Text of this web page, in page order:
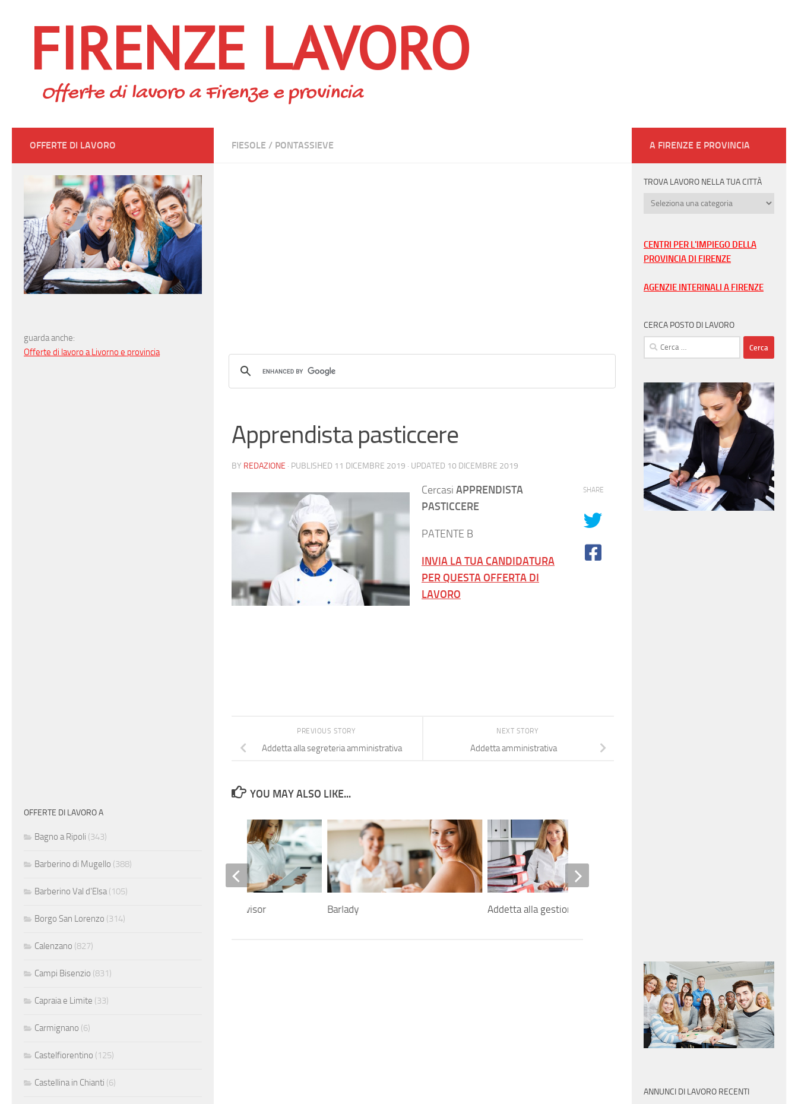
FIRENZE LAVORO
Offerte di lavoro a Firenze e provincia
FIESOLE / PONTASSIEVE
Apprendista pasticcere
BY REDAZIONE · PUBLISHED 11 DICEMBRE 2019 · UPDATED 10 DICEMBRE 2019
Cercasi APPRENDISTA
PASTICCERE
PATENTE B
INVIA LA TUA CANDIDATURA
PER QUESTA OFFERTA DI
LAVORO
SHARE
NEXT STORY
Addetta amministrativa
PREVIOUS STORY
Addetta alla segreteria amministrativa
YOU MAY ALSO LIKE...
Barlady Addetta alla gestione ordini
Regional HR Supervisor
OFFERTE DI LAVORO
guarda anche:
Offerte di lavoro a Livorno e provincia
OFFERTE DI LAVORO A
Bagno a Ripoli (343)
Barberino di Mugello (388)
Barberino Val d'Elsa(105)
Borgo San Lorenzo (314)
Calenzano (827)
Campi Bisenzio (831)
Capraia e Limite (33)
Carmignano (6)
Castelfiorentino (125)
Castellina in Chianti (6)
A FIRENZE E PROVINCIA
TROVA LAVORO NELLA TUA CITTÀ
Trova
tua
città
CENTRI PER L'IMPIEGO DELLA
PROVINCIA DI FIRENZE
AGENZIE INTERINALI A FIRENZE
CERCA POSTO DI LAVORO
Ricerca
per:
ANNUNCI DI LAVORO RECENTI